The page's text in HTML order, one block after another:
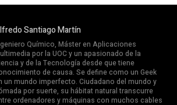
Santiago Martín
Químico, Máster en Aplicaciones
por la UOC y un apasionado de la
y de la Tecnología desde que tiene
de causa. Se define como un Geek
un mundo imperfecto. Ciudadano del mundo y
por suerte, su hábitat natural transcurre
ordenadores y máquinas con muchos cables